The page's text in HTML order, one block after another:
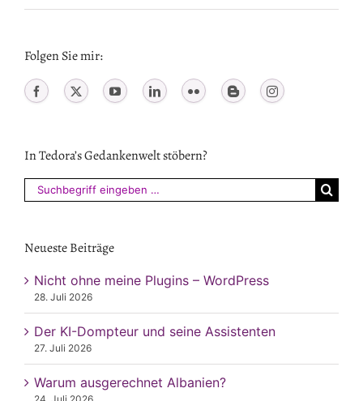
Folgen Sie mir:
In Tedora’s Gedankenwelt stöbern?
Suchen
nach:
Neueste Beiträge
Nicht ohne meine Plugins – WordPress
28. Juli 2026
Der KI-Dompteur und seine Assistenten
27. Juli 2026
Warum ausgerechnet Albanien?